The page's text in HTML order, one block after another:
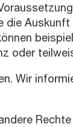
die
oder
Wir